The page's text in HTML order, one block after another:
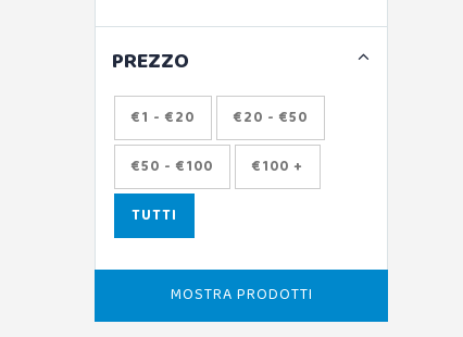
PREZZO
€1 - €20 €20 - €50
€50 - €100 €100 +
TUTTI
MOSTRA PRODOTTI